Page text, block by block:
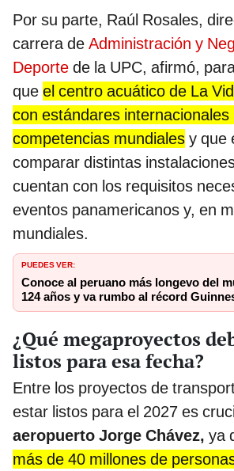
Por su parte, Raúl Rosales,
carrera de Administración y
Deporte de la UPC, afirmó,
que el centro acuático de La
con estándares
competencias mundiales y que
comparar distintas
cuentan con los requisitos
eventos panamericanos y, en
mundiales.
PUEDES VER:
Conoce al peruano más longevo del
124 años y va rumbo al récord
¿Qué megaproyectos
listos para esa fecha?
Entre los proyectos de
estar listos para el 2027 es
aeropuerto Jorge Chávez, ya
más de 40 millones de